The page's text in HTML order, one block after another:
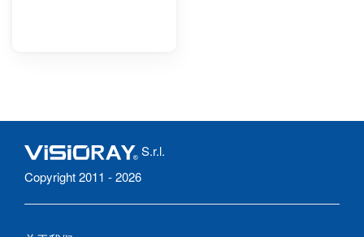
S.r.l.
Copyright 2011 - 2026